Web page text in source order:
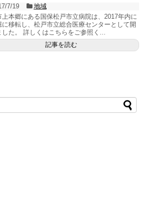
7/19
地域
上本郷にある国保松戸市立病院は、2017年内に
に移転し、松戸市立総合医療センターとして開
した。 詳しくはこちらをご参照く...
記事を読む